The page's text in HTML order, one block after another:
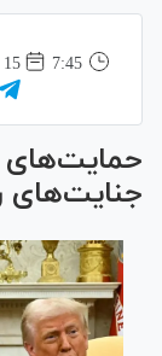
7:45
15 اسفند 1403
حمایت‌های
جنایت‌های